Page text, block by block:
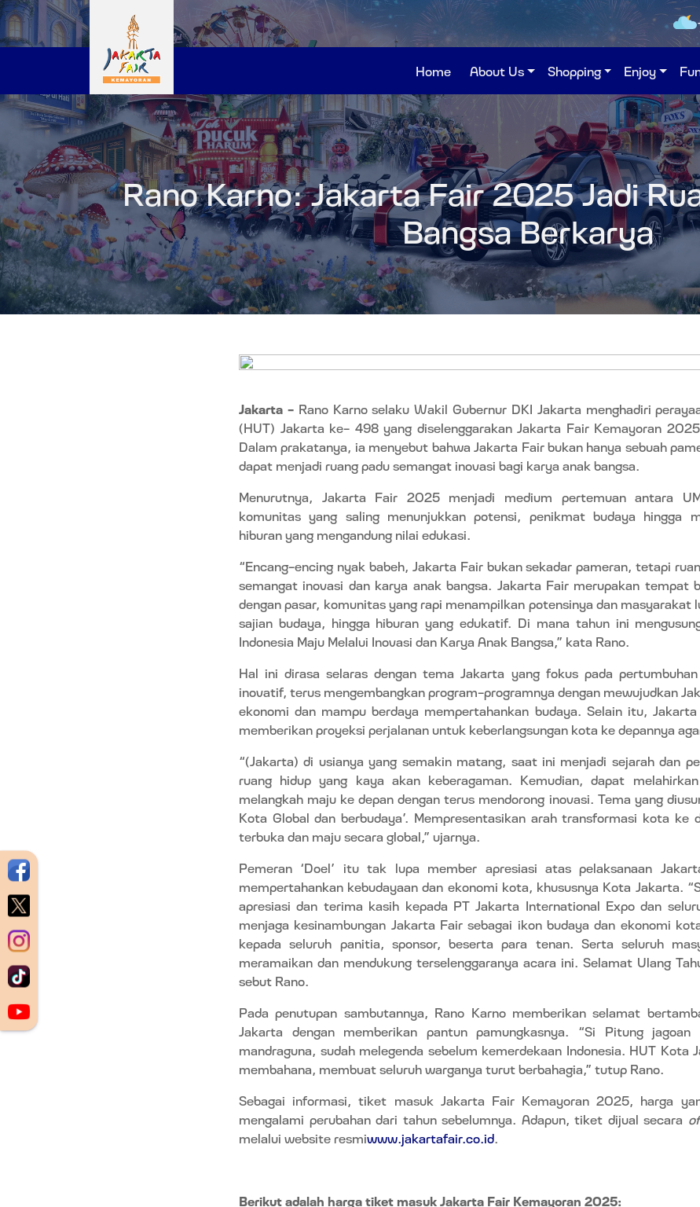
Home About Us Shopping Enjoy
Rano Karno: Jakarta Fair 2025 Jadi
Bangsa Berkarya
Jakarta – Rano Karno selaku Wakil Gubernur DKI Jakarta menghadiri
(HUT) Jakarta ke- 498 yang diselenggarakan Jakarta Fair Kemayoran
Dalam prakatanya, ia menyebut bahwa Jakarta Fair bukan hanya sebuah
dapat menjadi ruang padu semangat inovasi bagi karya anak bangsa.
Menurutnya, Jakarta Fair 2025 menjadi medium pertemuan antara
komunitas yang saling menunjukkan potensi, penikmat budaya hingga
hiburan yang mengandung nilai edukasi.
“Encang-encing nyak babeh, Jakarta Fair bukan sekadar pameran, tetapi
semangat inovasi dan karya anak bangsa. Jakarta Fair merupakan tempat
dengan pasar, komunitas yang rapi menampilkan potensinya dan masyarakat
sajian budaya, hingga hiburan yang edukatif. Di mana tahun ini
Indonesia Maju Melalui Inovasi dan Karya Anak Bangsa,” kata Rano.
Hal ini dirasa selaras dengan tema Jakarta yang fokus pada
inovatif, terus mengembangkan program-programnya dengan mewujudkan
ekonomi dan mampu berdaya mempertahankan budaya. Selain itu,
memberikan proyeksi perjalanan untuk keberlangsungan kota ke depannya
“(Jakarta) di usianya yang semakin matang, saat ini menjadi sejarah dan
ruang hidup yang kaya akan keberagaman. Kemudian, dapat
melangkah maju ke depan dengan terus mendorong inovasi. Tema yang
Kota Global dan berbudaya’. Mempresentasikan arah transformasi kota ke
terbuka dan maju secara global,” ujarnya.
Pemeran ‘Doel’ itu tak lupa member apresiasi atas pelaksanaan
mempertahankan kebudayaan dan ekonomi kota, khususnya Kota Jakarta.
apresiasi dan terima kasih kepada PT Jakarta International Expo dan
menjaga kesinambungan Jakarta Fair sebagai ikon budaya dan ekonomi
kepada seluruh panitia, sponsor, beserta para tenan. Serta seluruh
meramaikan dan mendukung terselenggaranya acara ini. Selamat Ulang
sebut Rano.
Pada penutupan sambutannya, Rano Karno memberikan selamat
Jakarta dengan memberikan pantun pamungkasnya. “Si Pitung
mandraguna, sudah melegenda sebelum kemerdekaan Indonesia. HUT Kota
membahana, membuat seluruh warganya turut berbahagia,” tutup Rano.
Sebagai informasi, tiket masuk Jakarta Fair Kemayoran 2025, harga
mengalami perubahan dari tahun sebelumnya. Adapun, tiket dijual secara
melalui website resmiwww.jakartafair.co.id
Berikut adalah harga tiket masuk Jakarta Fair Kemayoran 2025: